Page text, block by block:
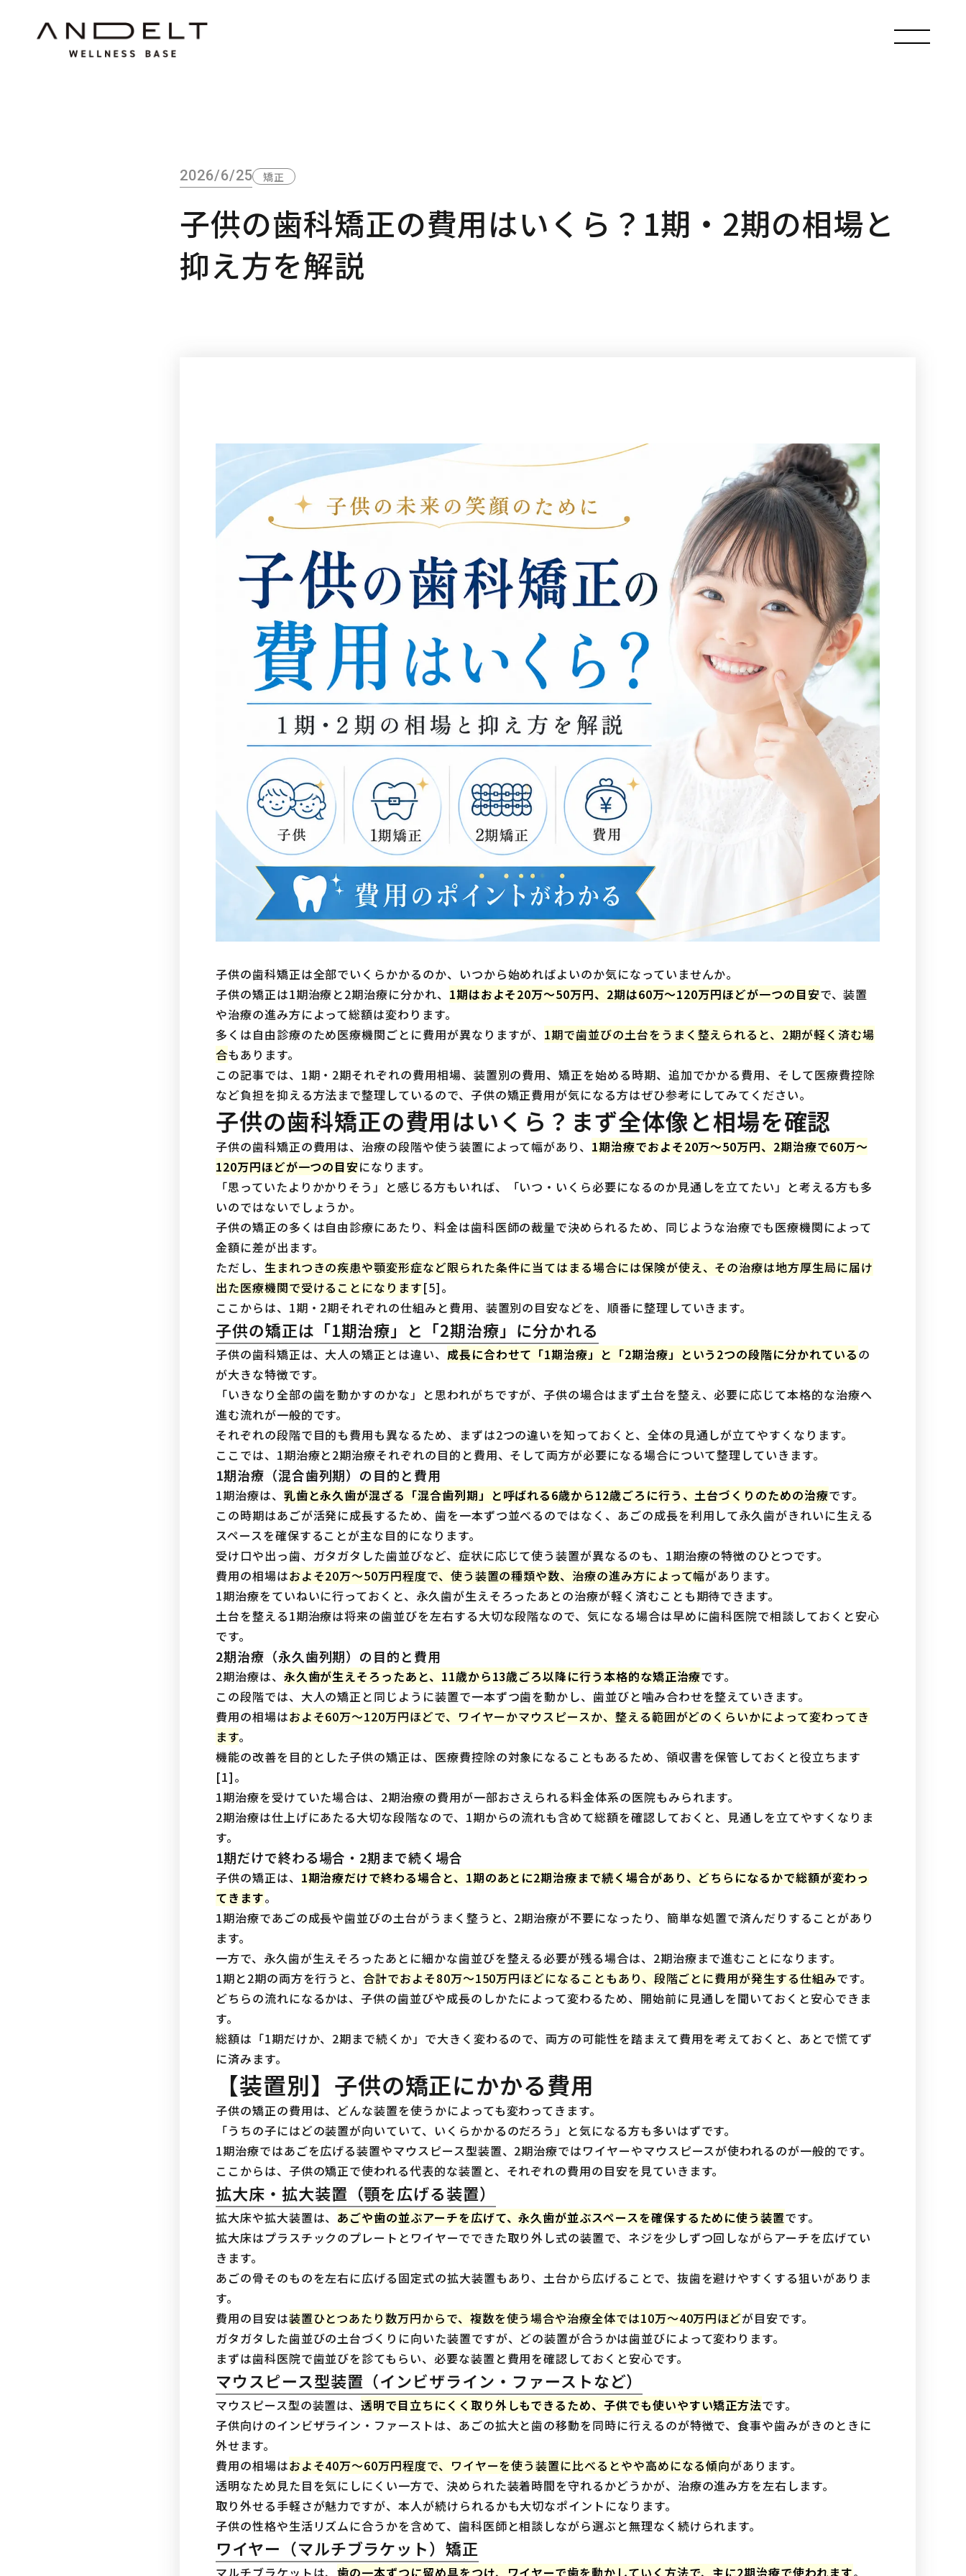
2026/6/25 矯正
子供の歯科矯正の費用はいくら？1期・2期の相場と
抑え方を解説
子供の歯科矯正は全部でいくらかかるのか、いつから始めればよいのか気になっていませんか。
子供の矯正は1期治療と2期治療に分かれ、 1期はおよそ20万〜50万円、2期は60万〜120万円ほどが一つの目安で、装置
や治療の進み方によって総額は変わります。
多くは自由診療のため医療機関ごとに費用が異なりますが、 1期で歯並びの土台をうまく整えられると、2期が軽く済む場
合もあります。
この記事では、1期・2期それぞれの費用相場、装置別の費用、矯正を始める時期、追加でかかる費用、そして医療費控除
など負担を抑える方法まで整理しているので、子供の矯正費用が気になる方はぜひ参考にしてみてください。
子供の歯科矯正の費用はいくら？まず全体像と相場を確認
子供の歯科矯正の費用は、治療の段階や使う装置によって幅があり、 1期治療でおよそ20万〜50万円、2期治療で60万〜
120万円ほどが一つの目安になります。
「思っていたよりかかりそう」と感じる方もいれば、「いつ・いくら必要になるのか見通しを立てたい」と考える方も多
いのではないでしょうか。
子供の矯正の多くは自由診療にあたり、料金は歯科医師の裁量で決められるため、同じような治療でも医療機関によって
金額に差が出ます。
ただし、 生まれつきの疾患や顎変形症など限られた条件に当てはまる場合には保険が使え、その治療は地方厚生局に届け
出た医療機関で受けることになります[5]。
ここからは、1期・2期それぞれの仕組みと費用、装置別の目安などを、順番に整理していきます。
子供の矯正は「1期治療」と「2期治療」に分かれる
子供の歯科矯正は、大人の矯正とは違い、 成長に合わせて「1期治療」と「2期治療」という2つの段階に分かれているの
が大きな特徴です。
「いきなり全部の歯を動かすのかな」と思われがちですが、子供の場合はまず土台を整え、必要に応じて本格的な治療へ
進む流れが一般的です。
それぞれの段階で目的も費用も異なるため、まずは2つの違いを知っておくと、全体の見通しが立てやすくなります。
ここでは、1期治療と2期治療それぞれの目的と費用、そして両方が必要になる場合について整理していきます。
1期治療（混合歯列期）の目的と費用
1期治療は、 乳歯と永久歯が混ざる「混合歯列期」と呼ばれる6歳から12歳ごろに行う、土台づくりのための治療です。
この時期はあごが活発に成長するため、歯を一本ずつ並べるのではなく、あごの成長を利用して永久歯がきれいに生える
スペースを確保することが主な目的になります。
受け口や出っ歯、ガタガタした歯並びなど、症状に応じて使う装置が異なるのも、1期治療の特徴のひとつです。
費用の相場はおよそ20万〜50万円程度で、使う装置の種類や数、治療の進み方によって幅があります。
1期治療をていねいに行っておくと、永久歯が生えそろったあとの治療が軽く済むことも期待できます。
土台を整える1期治療は将来の歯並びを左右する大切な段階なので、気になる場合は早めに歯科医院で相談しておくと安心
です。
2期治療（永久歯列期）の目的と費用
2期治療は、 永久歯が生えそろったあと、11歳から13歳ごろ以降に行う本格的な矯正治療です。
この段階では、大人の矯正と同じように装置で一本ずつ歯を動かし、歯並びと噛み合わせを整えていきます。
費用の相場はおよそ60万〜120万円ほどで、ワイヤーかマウスピースか、整える範囲がどのくらいかによって変わってき
ます。
機能の改善を目的とした子供の矯正は、医療費控除の対象になることもあるため、領収書を保管しておくと役立ちます
[1]。
1期治療を受けていた場合は、2期治療の費用が一部おさえられる料金体系の医院もみられます。
2期治療は仕上げにあたる大切な段階なので、1期からの流れも含めて総額を確認しておくと、見通しを立てやすくなりま
す。
1期だけで終わる場合・2期まで続く場合
子供の矯正は、 1期治療だけで終わる場合と、1期のあとに2期治療まで続く場合があり、どちらになるかで総額が変わっ
てきます。
1期治療であごの成長や歯並びの土台がうまく整うと、2期治療が不要になったり、簡単な処置で済んだりすることがあり
ます。
一方で、永久歯が生えそろったあとに細かな歯並びを整える必要が残る場合は、2期治療まで進むことになります。
1期と2期の両方を行うと、 合計でおよそ80万〜150万円ほどになることもあり、段階ごとに費用が発生する仕組みです。
どちらの流れになるかは、子供の歯並びや成長のしかたによって変わるため、開始前に見通しを聞いておくと安心できま
す。
総額は「1期だけか、2期まで続くか」で大きく変わるので、両方の可能性を踏まえて費用を考えておくと、あとで慌てず
に済みます。
【装置別】子供の矯正にかかる費用
子供の矯正の費用は、どんな装置を使うかによっても変わってきます。
「うちの子にはどの装置が向いていて、いくらかかるのだろう」と気になる方も多いはずです。
1期治療ではあごを広げる装置やマウスピース型装置、2期治療ではワイヤーやマウスピースが使われるのが一般的です。
ここからは、子供の矯正で使われる代表的な装置と、それぞれの費用の目安を見ていきます。
拡大床・拡大装置（顎を広げる装置）
拡大床や拡大装置は、 あごや歯の並ぶアーチを広げて、永久歯が並ぶスペースを確保するために使う装置です。
拡大床はプラスチックのプレートとワイヤーでできた取り外し式の装置で、ネジを少しずつ回しながらアーチを広げてい
きます。
あごの骨そのものを左右に広げる固定式の拡大装置もあり、土台から広げることで、抜歯を避けやすくする狙いがありま
す。
費用の目安は装置ひとつあたり数万円からで、複数を使う場合や治療全体では10万〜40万円ほどが目安です。
ガタガタした歯並びの土台づくりに向いた装置ですが、どの装置が合うかは歯並びによって変わります。
まずは歯科医院で歯並びを診てもらい、必要な装置と費用を確認しておくと安心です。
マウスピース型装置（インビザライン・ファーストなど）
マウスピース型の装置は、透明で目立ちにくく取り外しもできるため、子供でも使いやすい矯正方法です。
子供向けのインビザライン・ファーストは、あごの拡大と歯の移動を同時に行えるのが特徴で、食事や歯みがきのときに
外せます。
費用の相場はおよそ40万〜60万円程度で、ワイヤーを使う装置に比べるとやや高めになる傾向があります。
透明なため見た目を気にしにくい一方で、決められた装着時間を守れるかどうかが、治療の進み方を左右します。
取り外せる手軽さが魅力ですが、本人が続けられるかも大切なポイントになります。
子供の性格や生活リズムに合うかを含めて、歯科医師と相談しながら選ぶと無理なく続けられます。
ワイヤー（マルチブラケット）矯正
マルチブラケットは、歯の一本ずつに留め具をつけ、ワイヤーで歯を動かしていく方法で、主に2期治療で使われます。